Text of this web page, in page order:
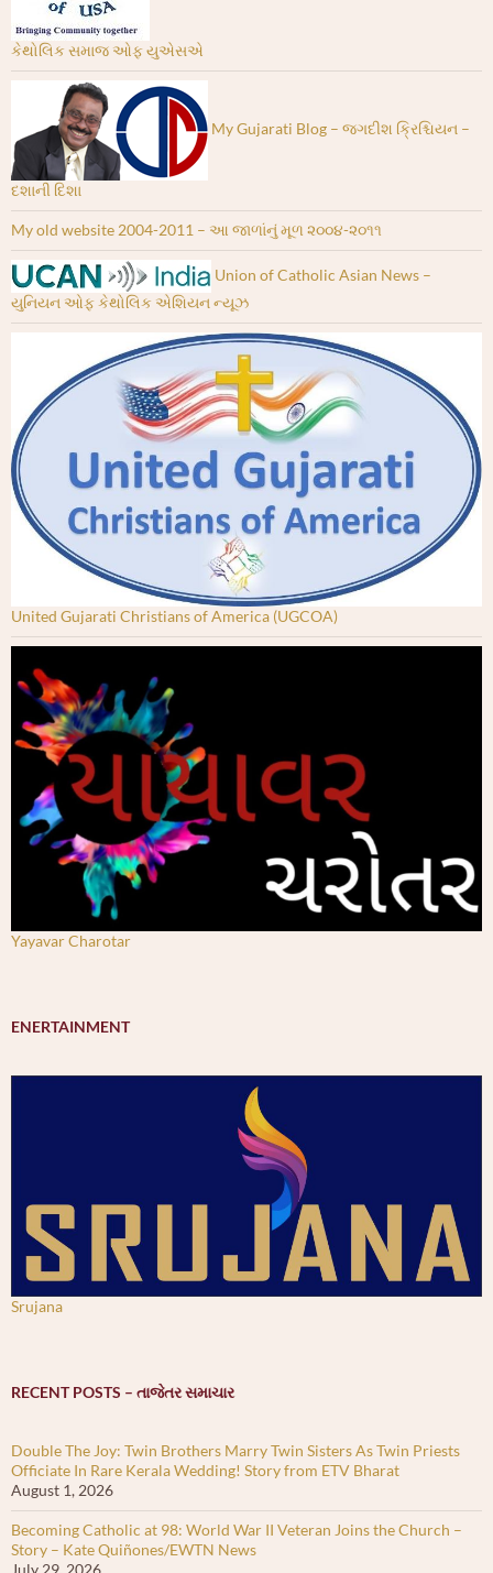
કેથોલિક સમાજ ઓફ યુએસએ
My Gujarati Blog – જગદીશ ક્રિશ્ચિયન –
દશાની દિશા
My old website 2004-2011 – આ જાળાંનું મૂળ ૨૦૦૪-૨૦૧૧
Union of Catholic Asian News –
યુનિયન ઓફ કેથોલિક એશિયન ન્યૂઝ
United Gujarati Christians of America (UGCOA)
Yayavar Charotar
ENERTAINMENT
Srujana
RECENT POSTS – તાજેતર સમાચાર
Double The Joy: Twin Brothers Marry Twin Sisters As Twin Priests
Officiate In Rare Kerala Wedding! Story from ETV Bharat
August 1, 2026
Becoming Catholic at 98: World War II Veteran Joins the Church –
Story – Kate Quiñones/EWTN News